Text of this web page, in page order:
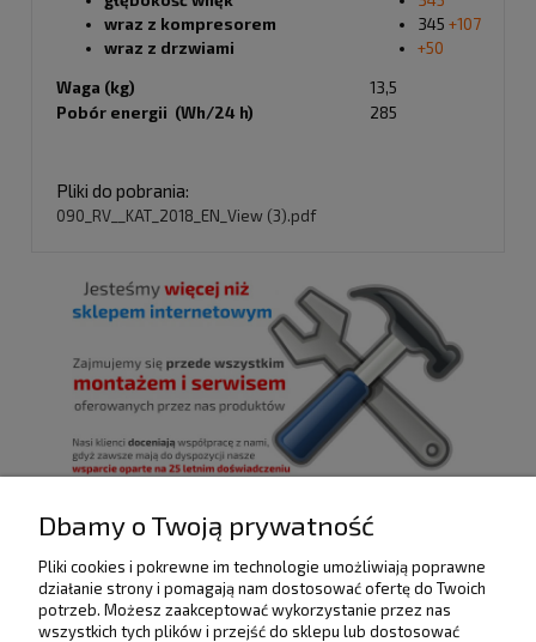
wraz z kompresorem
wraz z drzwiami
345 +107
+50
Waga (kg)
13,5
Pobór energii (Wh/24 h)
285
Pliki do pobrania:
090_RV__KAT_2018_EN_View (3).pdf
POMOC
Dbamy o Twoją prywatność
Pliki cookies i pokrewne im technologie umożliwiają poprawne
działanie strony i pomagają nam dostosować ofertę do Twoich
potrzeb. Możesz zaakceptować wykorzystanie przez nas
wszystkich tych plików i przejść do sklepu lub dostosować